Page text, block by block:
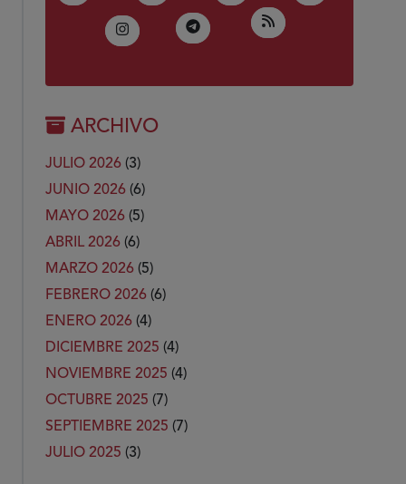
Instagram
(Abre en nueva ventana)
Telegram
(Abre en nueva ventana)
RSS
(Abre en nueva
ARCHIVO
JULIO 2026 (3)
JUNIO 2026 (6)
MAYO 2026 (5)
ABRIL 2026 (6)
MARZO 2026 (5)
FEBRERO 2026 (6)
ENERO 2026 (4)
DICIEMBRE 2025 (4)
NOVIEMBRE 2025 (4)
OCTUBRE 2025 (7)
SEPTIEMBRE 2025 (7)
JULIO 2025 (3)